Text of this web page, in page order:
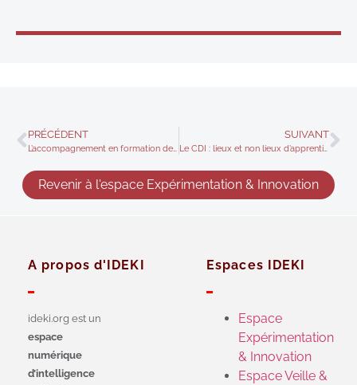
PRÉCÉDENT
L’accompagnement en formation des enseignants de l’IUFM de Lorraine
SUIVANT
Le CDI : lieux et non lieux d’apprentissages
Revenir à l'espace Expérimentation & Innovation
A propos d'IDEKI
ideki.org est un
espace
numérique
d’intelligence
Espaces IDEKI
Espace
Expérimentation
& Innovation
Espace Veille &